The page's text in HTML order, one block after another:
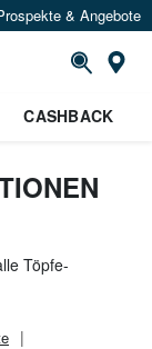
& Angebote
CASHBACK
Töpfe-